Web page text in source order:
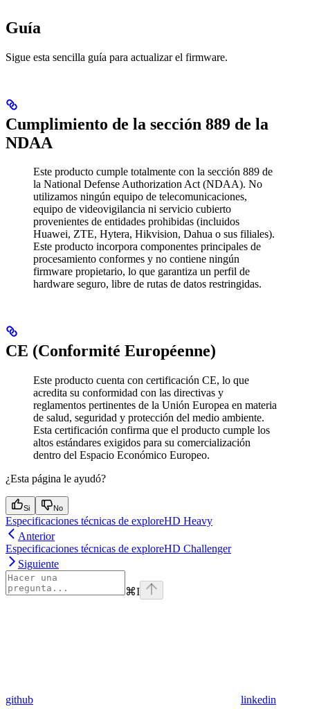
Guía
Sigue esta sencilla guía para actualizar el firmware.
Cumplimiento de la sección 889 de la
NDAA
Este producto cumple totalmente con la sección 889 de
la National Defense Authorization Act (NDAA). No
utilizamos ningún equipo de telecomunicaciones,
equipo de videovigilancia ni servicio cubierto
provenientes de entidades prohibidas (incluidos
Huawei, ZTE, Hytera, Hikvision, Dahua o sus filiales).
Este producto incorpora componentes principales de
procesamiento conformes y no contiene ningún
firmware propietario, lo que garantiza un perfil de
hardware seguro, libre de rutas de datos restringidas.
CE (Conformité Européenne)
Este producto cuenta con certificación CE, lo que
acredita su conformidad con las directivas y
reglamentos pertinentes de la Unión Europea en materia
de salud, seguridad y protección del medio ambiente.
Esta certificación confirma que el producto cumple los
altos estándares exigidos para su comercialización
dentro del Espacio Económico Europeo.
¿Esta página le ayudó?
Si No
Especificaciones técnicas de exploreHD Heavy
Anterior
Especificaciones técnicas de exploreHD Challenger
Siguiente
⌘I
github linkedin